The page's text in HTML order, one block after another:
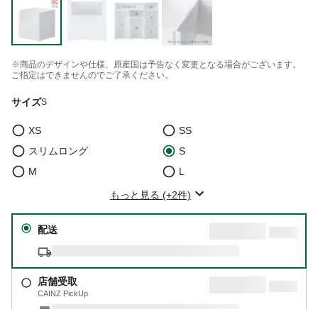
※商品のデザインや仕様、原産国は予告なく変更となる場合がございます。
ご指定はできませんのでご了承ください。
サイズS
XS
SS
スリムロング
S
M
L
もっと見る (+2件)
配送
店舗受取
CAINZ PickUp